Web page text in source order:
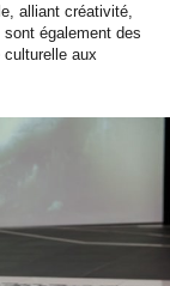
alliant créativité,
également des
culturelle aux